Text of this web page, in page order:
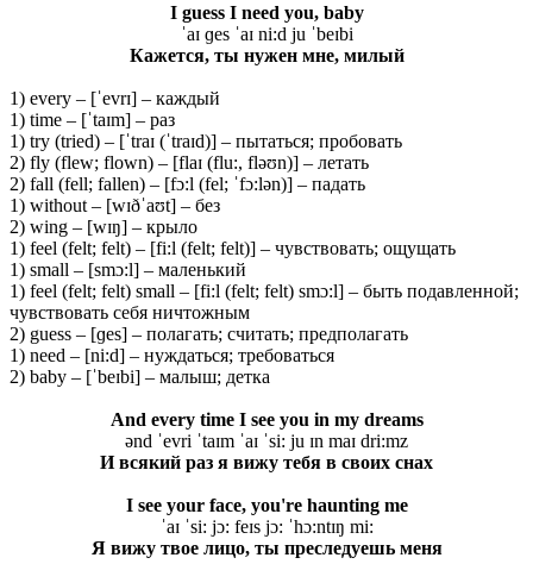
I guess I need you, baby
ˈaɪ ɡes ˈaɪ ni:d ju ˈbeɪbi
Кажется, ты нужен мне, милый
1) every – [ˈevrɪ] – каждый
1) time – [ˈtaɪm] – раз
1) try (tried) – [ˈtraɪ (ˈtraɪd)] – пытаться; пробовать
2) fly (flew; flown) – [flaɪ (flu:, fləʊn)] – летать
2) fall (fell; fallen) – [fɔ:l (fel; ˈfɔ:lən)] – падать
1) without – [wɪðˈaʊt] – без
2) wing – [wɪŋ] – крыло
1) feel (felt; felt) – [fi:l (felt; felt)] – чувствовать; ощущать
1) small – [smɔ:l] – маленький
1) feel (felt; felt) small – [fi:l (felt; felt) smɔ:l] – быть подавленной;
чувствовать себя ничтожным
2) guess – [ɡes] – полагать; считать; предполагать
1) need – [ni:d] – нуждаться; требоваться
2) baby – [ˈbeɪbi] – малыш; детка
And every time I see you in my dreams
ənd ˈevri ˈtaɪm ˈaɪ ˈsi: ju ɪn maɪ dri:mz
И всякий раз я вижу тебя в своих снах
I see your face, you're haunting me
ˈaɪ ˈsi: jɔ: feɪs jɔ: ˈhɔ:ntɪŋ mi:
Я вижу твое лицо, ты преследуешь меня